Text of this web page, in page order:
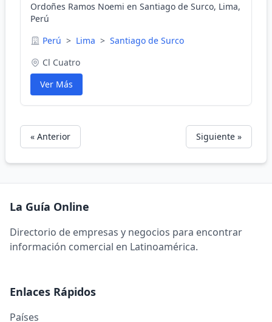
Ordoñes Ramos Noemi en Santiago de Surco, Lima,
Perú
Perú > Lima > Santiago de Surco
Cl Cuatro
Ver Más
« Anterior Siguiente »
La Guía Online
Directorio de empresas y negocios para encontrar
información comercial en Latinoamérica.
Enlaces Rápidos
Países